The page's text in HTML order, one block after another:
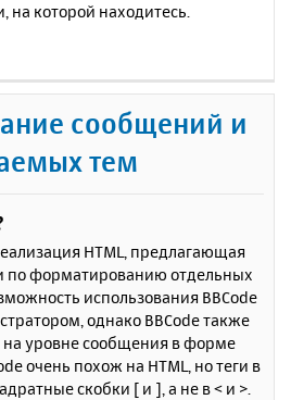
которой находитесь.
сообщений и
тем
HTML, предлагающая
по форматированию отдельных
использования BBCode
однако BBCode также
уровне сообщения в форме
очень похож на HTML, но теги в
скобки [ и ], а не в < и >.